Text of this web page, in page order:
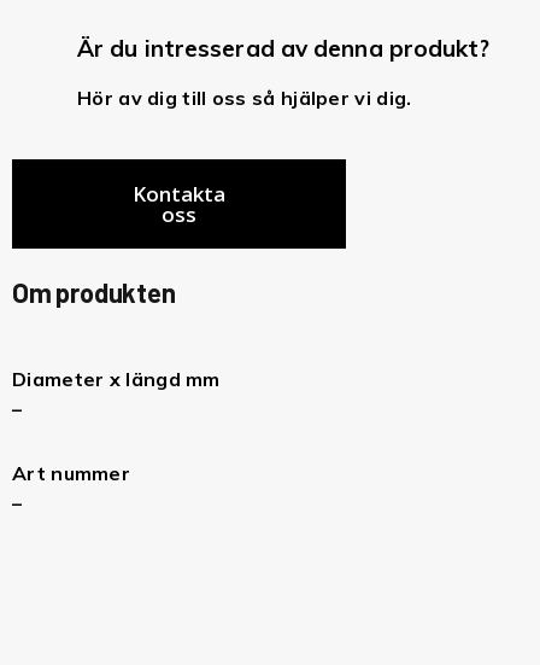
Är du intresserad av denna produkt?
Hör av dig till oss så hjälper vi dig.
Kontakta
oss
Om produkten
Diameter x längd mm
–
Art nummer
–